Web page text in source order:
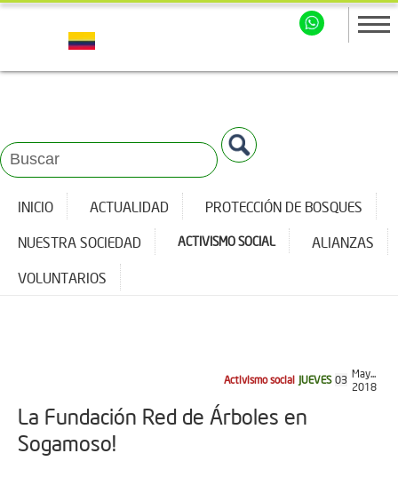
INICIO ACTUALIDAD
PROTECCIÓN DE BOSQUES
NUESTRA SOCIEDAD
ACTIVISMO SOCIAL
ALIANZAS
VOLUNTARIOS
Activismo social JUEVES 03 May...
2018
La Fundación Red de Árboles en
Sogamoso!